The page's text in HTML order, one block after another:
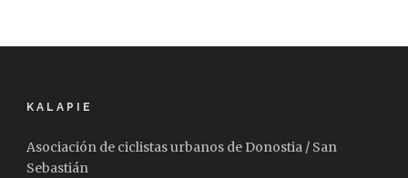
KALAPIE
Asociación de ciclistas urbanos de Donostia / San
Sebastián